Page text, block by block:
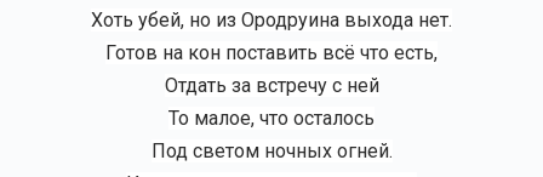
Хоть убей, но из Ородруина выхода нет.
Готов на кон поставить всё что есть,
Отдать за встречу с ней
То малое, что осталось
Под светом ночных огней.